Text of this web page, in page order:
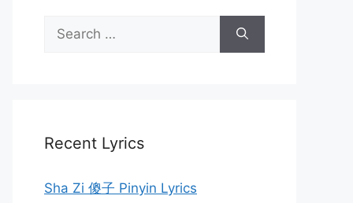
Search
for:
Recent Lyrics
Sha Zi 傻子 Pinyin Lyrics